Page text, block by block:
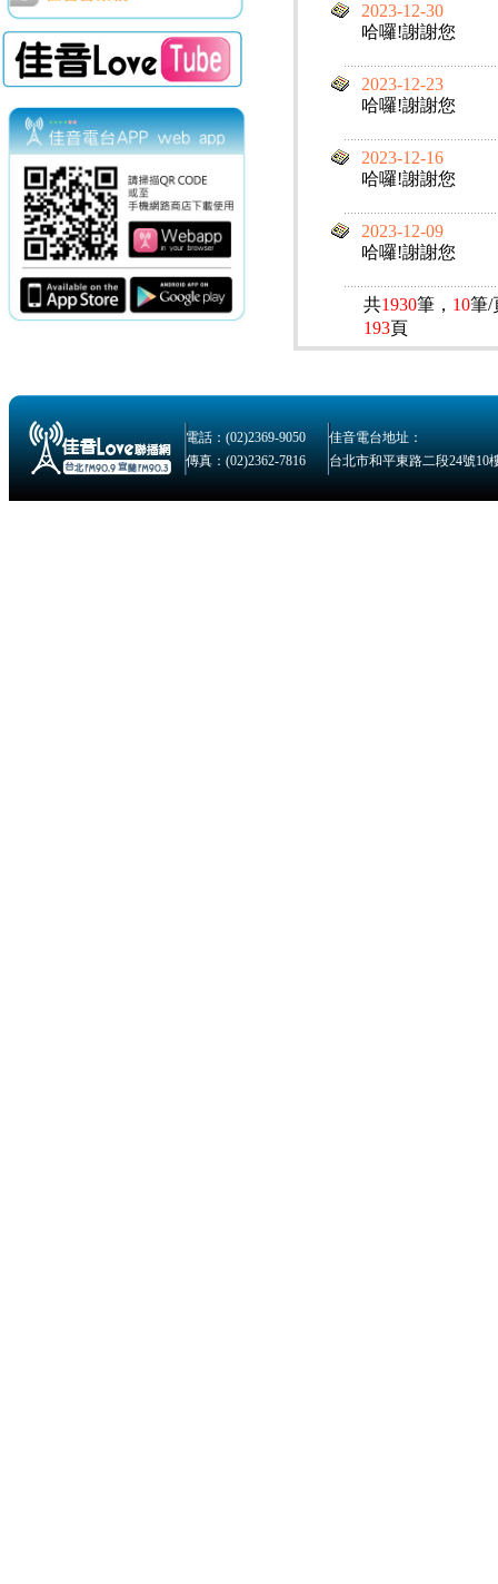
2023-12-30
哈囉!謝謝您
2023-12-23
哈囉!謝謝您
2023-12-16
哈囉!謝謝您
2023-12-09
哈囉!謝謝您
共1930筆， 10筆/
193頁
電話：(02)2369-9050
佳音電台地址：
傳真：(02)2362-7816
台北市和平東路二段24號10